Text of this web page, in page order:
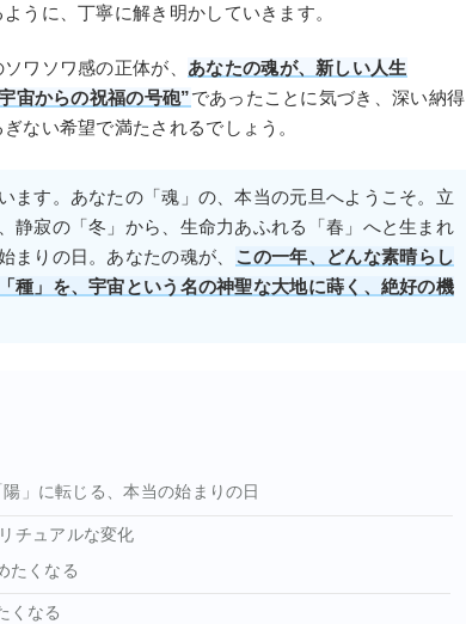
うに、丁寧に解き明かしていきます。
ワソワ感の正体が、 あなたの魂が、新しい人生
宙からの祝福の号砲”であったことに気づき、深い納得
ない希望で満たされるでしょう。
ます。あなたの「魂」の、本当の元旦へようこそ。立
静寂の「冬」から、生命力あふれる「春」へと生まれ
まりの日。あなたの魂が、 この一年、どんな素晴らし
種」を、宇宙という名の神聖な大地に蒔く、絶好の機
」に転じる、本当の始まりの日
チュアルな変化
たくなる
くなる